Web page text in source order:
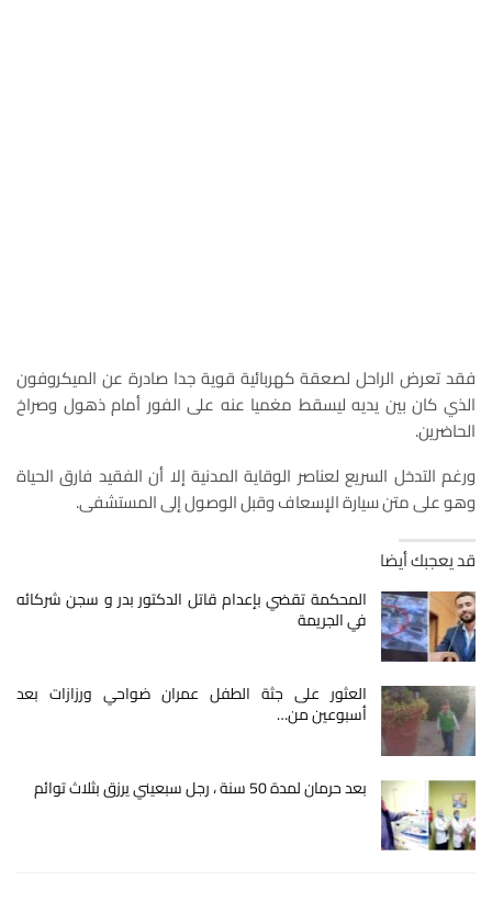
فقد تعرض الراحل لصعقة كهربائية قوية جدا صادرة عن الميكروفون
الذي كان بين يديه ليسقط مغميا عنه على الفور أمام ذهول وصراخ
الحاضرين.
ورغم التدخل السريع لعناصر الوقاية المدنية إلا أن الفقيد فارق الحياة
وهو على متن سيارة الإسعاف وقبل الوصول إلى المستشفى.
قد يعجبك أيضا
المحكمة تقضي بإعدام قاتل الدكتور بدر و سجن شركائه
في الجريمة
العثور على جثة الطفل عمران ضواحي ورزازات بعد
أسبوعين من…
بعد حرمان لمدة 50 سنة ، رجل سبعيني يرزق بثلاث توائم